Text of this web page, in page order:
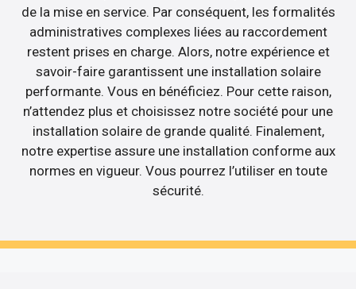
de la mise en service. Par conséquent, les formalités
administratives complexes liées au raccordement
restent prises en charge. Alors, notre expérience et
savoir-faire garantissent une installation solaire
performante. Vous en bénéficiez. Pour cette raison,
n’attendez plus et choisissez notre société pour une
installation solaire de grande qualité. Finalement,
notre expertise assure une installation conforme aux
normes en vigueur. Vous pourrez l’utiliser en toute
sécurité.